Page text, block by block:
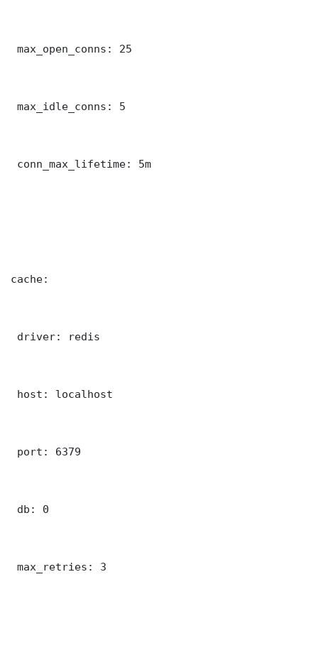
max_open_conns: 25
max_idle_conns: 5
conn_max_lifetime: 5m
cache:
driver: redis
host: localhost
port: 6379
db: 0
max_retries: 3